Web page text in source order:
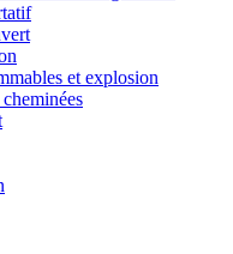
et explosion